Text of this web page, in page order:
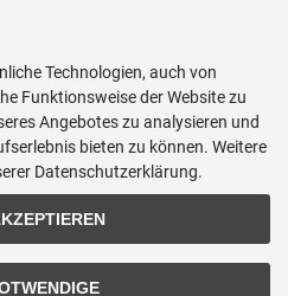
SERVICES GmbH
Technologien, auch von
Funktionsweise der Website zu
Angebotes zu analysieren und
bieten zu können. Weitere
Datenschutzerklärung.